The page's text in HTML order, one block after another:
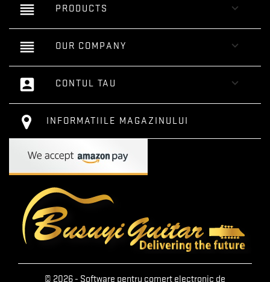
reorder PRODUCTS 
reorder OUR COMPANY 
account_box CONTUL TAU 
INFORMATIILE MAGAZINULUI
© 2026 - Software pentru comert electronic de